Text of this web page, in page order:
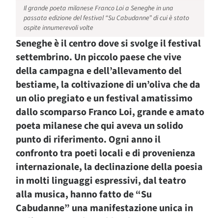
Il grande poeta milanese Franco Loi a Seneghe in una
passata edizione del festival “Su Cabudanne” di cui è stato
ospite innumerevoli volte
Seneghe è il centro dove si svolge il festival
settembrino. Un piccolo paese che vive
della campagna e dell’allevamento del
bestiame, la coltivazione di un’oliva che da
un olio pregiato e un festival amatissimo
dallo scomparso Franco Loi, grande e amato
poeta milanese che qui aveva un solido
punto di riferimento. Ogni anno il
confronto tra poeti locali e di provenienza
internazionale, la declinazione della poesia
in molti linguaggi espressivi, dal teatro
alla musica, hanno fatto de “Su
Cabudanne” una manifestazione unica in